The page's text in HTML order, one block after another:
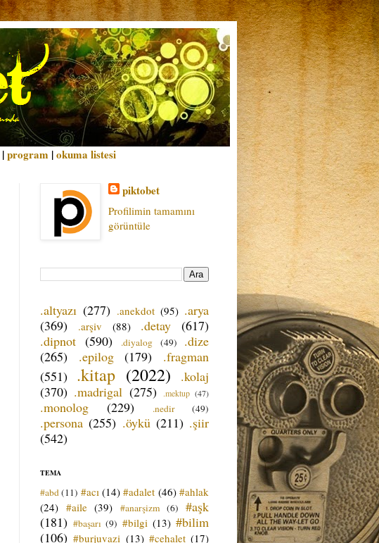
|program |okuma listesi
piktobet
Profilimin tamamını
görüntüle
.altyazı (277) .anekdot (95) .arya
(369)
.arşiv (88) .detay
(617)
.dipnot (590) .diyalog (49)
.dize
(265)
.epilog (179)
.fragman
(551) .kitap (2022)
.kolaj
(370) .madrigal (275) .mektup (47)
.monolog (229) .nedir (49)
.persona (255) .öykü (211) .şiir
(542)
TEMA
#abd (11) #acı (14) #adalet (46) #ahlak
(24) #aile (39) #anarşizm (6)
#aşk
(181) #başarı (9) #bilgi (13) #bilim
(106) #burjuvazi (13) #cehalet (17)